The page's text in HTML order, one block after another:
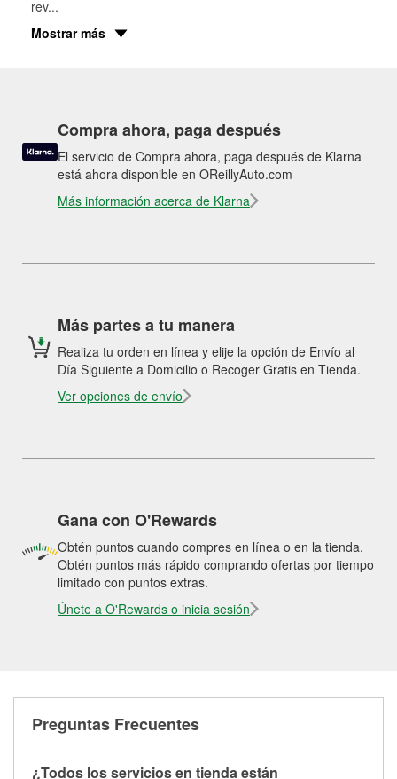
rev...
Mostrar más
Compra ahora, paga después
El servicio de Compra ahora, paga después de Klarna
está ahora disponible en OReillyAuto.com
Más información acerca de Klarna
Más partes a tu manera
Realiza tu orden en línea y elije la opción de Envío al
Día Siguiente a Domicilio o Recoger Gratis en Tienda.
Ver opciones de envío
Gana con O'Rewards
Obtén puntos cuando compres en línea o en la tienda.
Obtén puntos más rápido comprando ofertas por tiempo
limitado con puntos extras.
Únete a O'Rewards o inicia sesión
Preguntas Frecuentes
¿Todos los servicios en tienda están